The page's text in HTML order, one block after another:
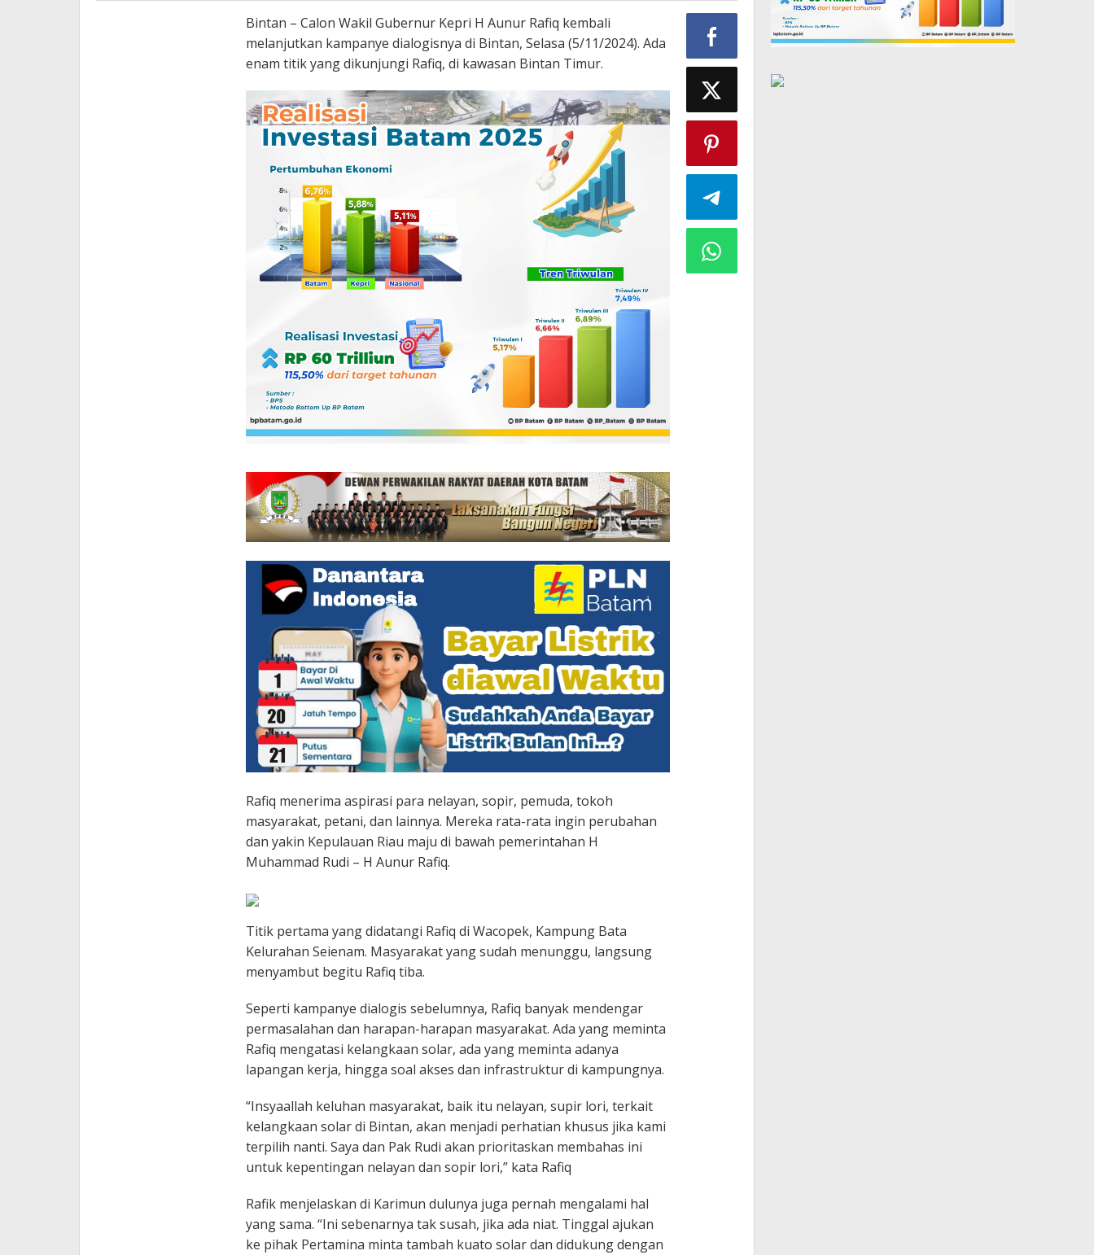
Bintan – Calon Wakil Gubernur Kepri H Aunur Rafiq kembali
melanjutkan kampanye dialogisnya di Bintan, Selasa (5/11/2024). Ada
enam titik yang dikunjungi Rafiq, di kawasan Bintan Timur.
Rafiq menerima aspirasi para nelayan, sopir, pemuda, tokoh
masyarakat, petani, dan lainnya. Mereka rata-rata ingin perubahan
dan yakin Kepulauan Riau maju di bawah pemerintahan H
Muhammad Rudi – H Aunur Rafiq.
Titik pertama yang didatangi Rafiq di Wacopek, Kampung Bata
Kelurahan Seienam. Masyarakat yang sudah menunggu, langsung
menyambut begitu Rafiq tiba.
Seperti kampanye dialogis sebelumnya, Rafiq banyak mendengar
permasalahan dan harapan-harapan masyarakat. Ada yang meminta
Rafiq mengatasi kelangkaan solar, ada yang meminta adanya
lapangan kerja, hingga soal akses dan infrastruktur di kampungnya.
“Insyaallah keluhan masyarakat, baik itu nelayan, supir lori, terkait
kelangkaan solar di Bintan, akan menjadi perhatian khusus jika kami
terpilih nanti. Saya dan Pak Rudi akan prioritaskan membahas ini
untuk kepentingan nelayan dan sopir lori,” kata Rafiq
Rafik menjelaskan di Karimun dulunya juga pernah mengalami hal
yang sama. “Ini sebenarnya tak susah, jika ada niat. Tinggal ajukan
ke pihak Pertamina minta tambah kuato solar dan didukung dengan